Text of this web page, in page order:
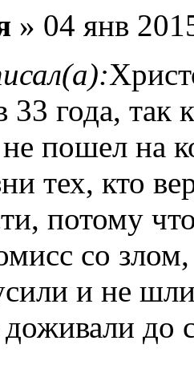
» 04 янв
года, так
пошел на
тех, кто
потому
со
и не
до